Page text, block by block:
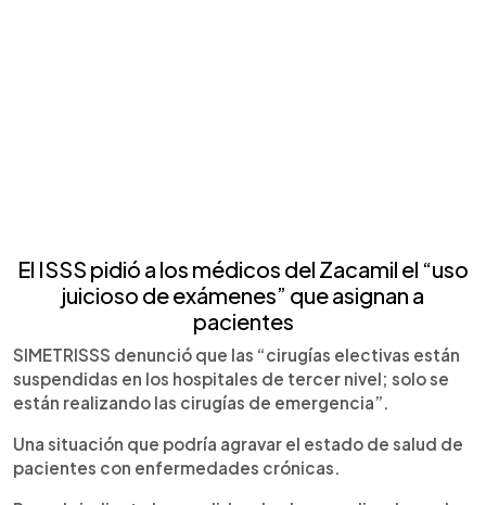
El ISSS pidió a los médicos del Zacamil el “uso
juicioso de exámenes” que asignan a
pacientes
SIMETRISSS denunció que las “cirugías electivas están
suspendidas en los hospitales de tercer nivel; solo se
están realizando las cirugías de emergencia”.
Una situación que podría agravar el estado de salud de
pacientes con enfermedades crónicas.